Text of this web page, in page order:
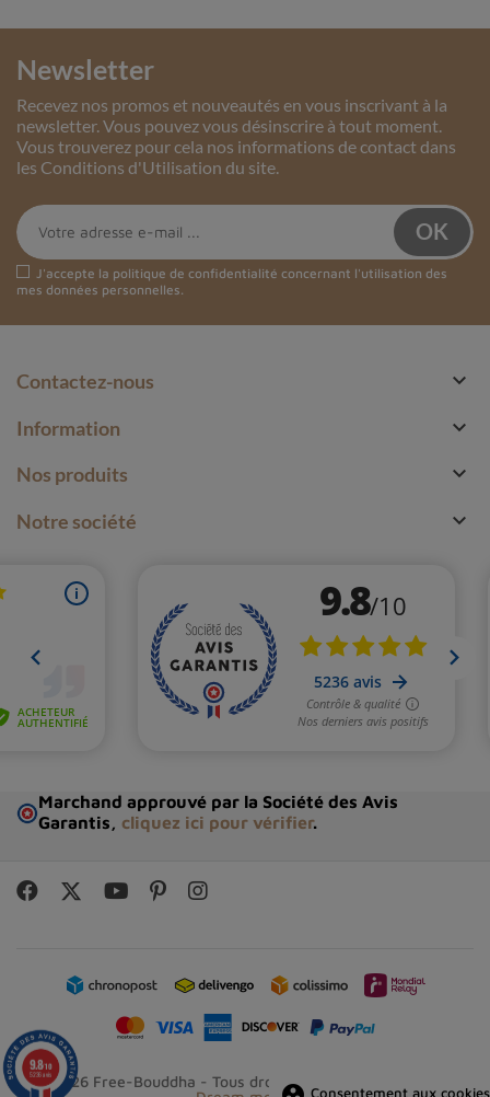
Newsletter
Recevez nos promos et nouveautés en vous inscrivant à la
newsletter. Vous pouvez vous désinscrire à tout moment.
Vous trouverez pour cela nos informations de contact dans
les Conditions d'Utilisation du site.
J'accepte la politique de confidentialité concernant l'utilisation des
mes données personnelles.
Contactez-nous 
Information 
Nos produits 
Notre société 
Marchand approuvé par la Société des Avis
Garantis, cliquez ici pour vérifier.
© 2026 Free-Bouddha - Tous droits réservés - Réalisation
Consentement aux cookies
9.8/10
5236 avis